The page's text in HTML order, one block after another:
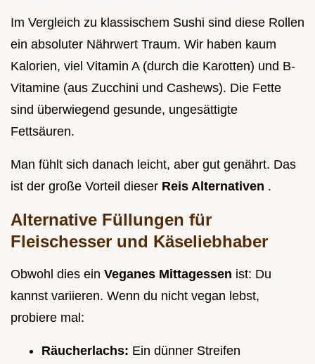
Im Vergleich zu klassischem Sushi sind diese Rollen
ein absoluter Nährwert Traum. Wir haben kaum
Kalorien, viel Vitamin A (durch die Karotten) und B-
Vitamine (aus Zucchini und Cashews). Die Fette
sind überwiegend gesunde, ungesättigte
Fettsäuren.
Man fühlt sich danach leicht, aber gut genährt. Das
ist der große Vorteil dieser Reis Alternativen .
Alternative Füllungen für
Fleischesser und Käseliebhaber
Obwohl dies ein Veganes Mittagessen ist: Du
kannst variieren. Wenn du nicht vegan lebst,
probiere mal:
Räucherlachs: Ein dünner Streifen